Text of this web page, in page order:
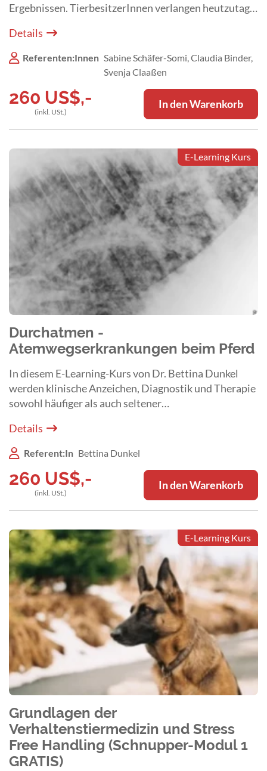
Ergebnissen. TierbesitzerInnen verlangen heutzutage
als auch eine fortschrittliche Gesundheitskontrolle
von fertilen Tieren.
Details
Referenten:Innen Sabine Schäfer-Somi, Claudia Binder,
Svenja Claaßen
260 US$,-
(inkl. USt.)
In den Warenkorb
E-Learning Kurs
Durchatmen -
Atemwegserkrankungen beim Pferd
In diesem E-Learning-Kurs von Dr. Bettina Dunkel
werden klinische Anzeichen, Diagnostik und Therapie
sowohl häufiger als auch seltener
dargestellt sowie fundiert diskutiert.
Details
Referent:In Bettina Dunkel
260 US$,-
(inkl. USt.)
In den Warenkorb
E-Learning Kurs
Grundlagen der
Verhaltenstiermedizin und Stress
Free Handling (Schnupper-Modul 1
GRATIS)